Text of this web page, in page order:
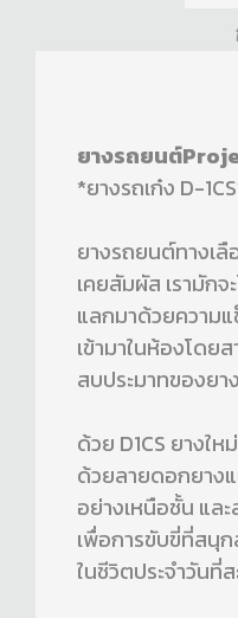
ยางรถยนต์
*ยางรถเก๋ง D-
ยางรถยนต์ทางเ
เคยสัมผัส เรามัก
แลกมาด้วยความแ
เข้ามาในห้องโดย
สบประมาทของย
ด้วย D1CS ยางใ
ด้วยลายดอกยาง
อย่างเหนือชั้น แล
เพื่อการขับขี่ที่สนุ
ในชีวิตประจำวันที่